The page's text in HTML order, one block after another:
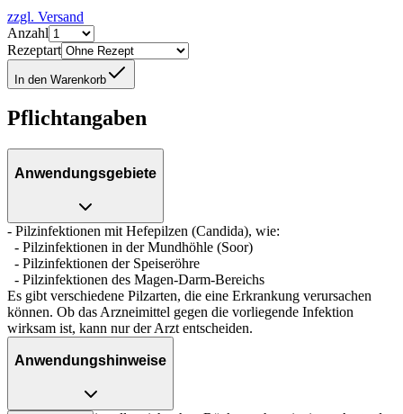
zzgl. Versand
Anzahl
Rezeptart
In den Warenkorb
Pflichtangaben
Anwendungsgebiete
- Pilzinfektionen mit Hefepilzen (Candida), wie:
- Pilzinfektionen in der Mundhöhle (Soor)
- Pilzinfektionen der Speiseröhre
- Pilzinfektionen des Magen-Darm-Bereichs
Es gibt verschiedene Pilzarten, die eine Erkrankung verursachen
können. Ob das Arzneimittel gegen die vorliegende Infektion
wirksam ist, kann nur der Arzt entscheiden.
Anwendungshinweise